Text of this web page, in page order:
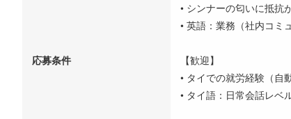
応募条件
• シンナーの匂いに抵抗
• 英語：業務（社内コミ
【歓迎】
• タイでの就労経験（自
• タイ語：日常会話レベ